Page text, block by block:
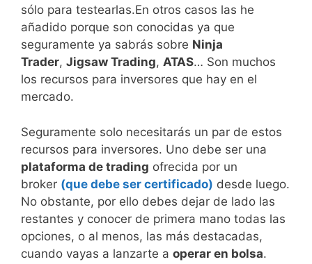
sólo para testearlas.En otros casos las he
añadido porque son conocidas ya que
seguramente ya sabrás sobre Ninja
Trader, Jigsaw Trading, ATAS… Son muchos
los recursos para inversores que hay en el
mercado.
Seguramente solo necesitarás un par de estos
recursos para inversores. Uno debe ser una
plataforma de trading ofrecida por un
broker (que debe ser certificado) desde luego.
No obstante, por ello debes dejar de lado las
restantes y conocer de primera mano todas las
opciones, o al menos, las más destacadas,
cuando vayas a lanzarte a operar en bolsa.